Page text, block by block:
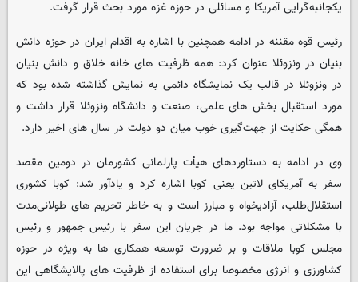
یکجانبه‌گرایی آمریکا و مسائلی در حوزه غزه مورد بحث قرار گرفت.
رئیس قوه مقننه در ادامه همچنین با اشاره به اقدام ایران در حوزه دانش
بنیان در ونزوئلا عنوان کرد: همه ظرفیت های خانه خلاق و دانش بنیان
در ونزوئلا در قالب یک نمایشگاه دائمی به نمایش گذاشته شده بود که
مورد استقبال بخش های علمی، صنعت و دانشگاه ونزوئلا قرار داشت و
همگی حکایت از جهت‌گیری خوب میان دو دولت در سال های اخیر دارد.
وی در ادامه به دستاوردهای هیأت پارلمانی کشورمان در دومین مقصد
سفر به آمریکای لاتین یعنی کوبا اشاره کرد و یادآور شد: کوبا کشوری
استقلال‌طلب، آزادیخواه و مبارز است و به خاطر تحریم های طولانی‌مدت
با مشکلاتی مواجه بود. ما در جریان این سفر با رئیس جمهور و رئیس
مجلس کوبا ملاقات و بر ضرورت توسعه همکاری ها به ویژه در حوزه
کشاورزی و انرژی مخصوصا برای استفاده از ظرفیت های پالایشگاهی این